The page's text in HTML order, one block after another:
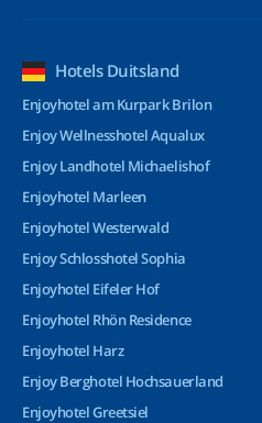
Hotels Duitsland
Enjoyhotel am Kurpark Brilon
Enjoy Wellnesshotel Aqualux
Enjoy Landhotel Michaelishof
Enjoyhotel Marleen
Enjoyhotel Westerwald
Enjoy Schlosshotel Sophia
Enjoyhotel Eifeler Hof
Enjoyhotel Rhön Residence
Enjoyhotel Harz
Enjoy Berghotel Hochsauerland
Enjoyhotel Greetsiel